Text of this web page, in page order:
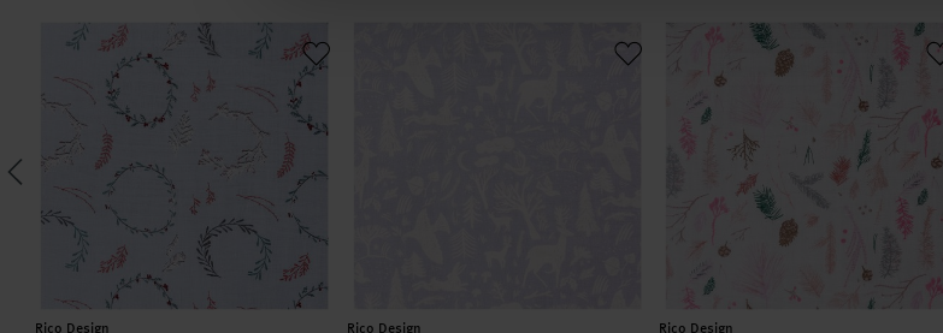
Musselin-Druckstoff Nostalgic Christmas Kränze hellblau 140cm
Hersteller:
Rico Design
Musselin-Druckstoff Nostalgic Christmas Winterwald flieder 50x140cm
Hersteller:
Rico Design
Musselin-Druckstoff Nostalgic
Hersteller:
Rico Design